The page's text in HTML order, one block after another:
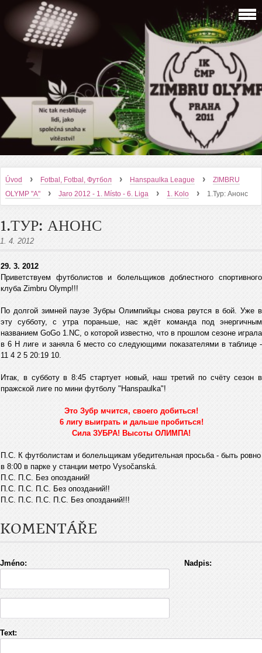
Úvod › Fotbal, Fotbal, Футбол › Hanspaulka League ›
ZIMBRU
OLYMP "A"
› Jaro 2012 - 1. Místo - 6. Liga › 1. Kolo › 1.Тур: Анонс
1.ТУР: АНОНС
1. 4. 2012
29. 3. 2012
Приветствуем футболистов и болельщиков доблестного спортивного
клуба Zimbru Olymp!!!
По долгой зимней паузе Зубры Олимпийцы снова рвутся в бой. Уже в
эту субботу, с утра пораньше, нас ждёт команда под энергичным
названием GoGo 1.NC, о которой известно, что в прошлом сезоне играла
в 6 H лиге и заняла 6 место со следующими показателями в таблице -
11 4 2 5 20:19 10.
Итак, в субботу в 8:45 стартует новый, наш третий по счёту сезон в
пражской лиге по мини футболу "Hanspaulka"!
Это Зубр мчится, своего добиться!
6 лигу выиграть и дальше пробиться!
Сила ЗУБРА! Высоты ОЛИМПА!
П.С. К футболистам и болельщикам убедительная просьба - быть ровно
в 8:00 в парке у станции метро Vysočanská.
П.С. П.С. Без опозданий!
П.С. П.С. П.С. Без опозданий!!
П.С. П.С. П.С. П.С. Без опозданий!!!
KOMENTÁŘE
Jméno: Nadpis:
Text: